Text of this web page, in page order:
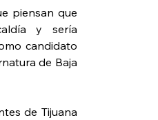
piensan que
y sería
candidato
de Baja
de Tijuana